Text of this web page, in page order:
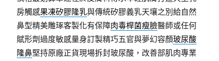
房觸感果凍矽膠隆乳與傳統矽膠義乳天壤之別給自然
鼻型精美雕琢客製化有保障肉毒桿菌瘦臉醫師或任何
賦形劑過度敏感量身訂製精巧五官與夢幻容顏玻尿酸
隆鼻堅持原廠正貨現場拆封玻尿酸，改善部肌肉專業